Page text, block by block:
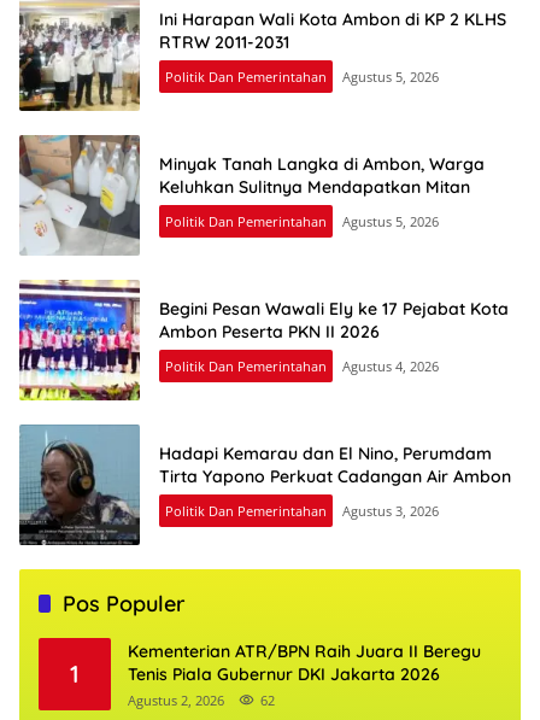
Ini Harapan Wali Kota Ambon di KP 2 KLHS
RTRW 2011-2031
Politik Dan Pemerintahan Agustus 5, 2026
Minyak Tanah Langka di Ambon, Warga
Keluhkan Sulitnya Mendapatkan Mitan
Politik Dan Pemerintahan Agustus 5, 2026
Begini Pesan Wawali Ely ke 17 Pejabat Kota
Ambon Peserta PKN II 2026
Politik Dan Pemerintahan Agustus 4, 2026
Hadapi Kemarau dan El Nino, Perumdam
Tirta Yapono Perkuat Cadangan Air Ambon
Politik Dan Pemerintahan Agustus 3, 2026
Pos Populer
1
Kementerian ATR/BPN Raih Juara II Beregu
Tenis Piala Gubernur DKI Jakarta 2026
Agustus 2, 2026 62